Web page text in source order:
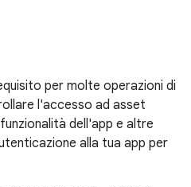
per molte operazioni di
l'accesso ad asset
dell'app e altre
alla tua app per